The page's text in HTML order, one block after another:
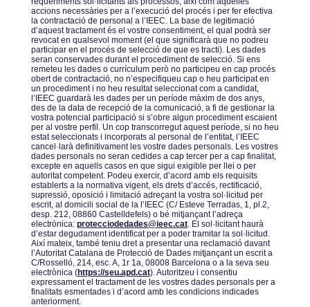
accions necessàries per a lʼexecució del procés i per fer efectiva
la contractació de personal a lʼIEEC. La base de legitimació
dʼaquest tractament és el vostre consentiment, el qual podrà ser
revocat en qualsevol moment (el que significarà que no podreu
participar en el procés de selecció de que es tracti). Les dades
seran conservades durant el procediment de selecció. Si ens
remeteu les dades o currículum però no participeu en cap procés
obert de contractació, no nʼespecifiqueu cap o heu participat en
un procediment i no heu resultat seleccionat com a candidat,
lʼIEEC guardarà les dades per un període màxim de dos anys,
des de la data de recepció de la comunicació, a fi de gestionar la
vostra potencial participació si sʼobre algun procediment escaient
per al vostre perfil. Un cop transcorregut aquest període, si no heu
estat seleccionats i incorporats al personal de lʼentitat, lʼIEEC
cancel·larà definitivament les vostre dades personals. Les vostres
dades personals no seran cedides a cap tercer per a cap finalitat,
excepte en aquells casos en que sigui exigible per llei o per
autoritat competent. Podeu exercir, dʼacord amb els requisits
establerts a la normativa vigent, els drets dʼaccés, rectificació,
supressió, oposició i limitació adreçant la vostra sol·licitud per
escrit, al domicili social de la lʼIEEC (C/ Esteve Terradas, 1, pl.2,
desp. 212, 08860 Castelldefels) o bé mitjançant lʼadreça
electrònica: protecciodedades@ieec.cat. El sol·licitant haurà
dʼestar degudament identificat per a poder tramitar la sol·licitud.
Així mateix, també teniu dret a presentar una reclamació davant
lʼAutoritat Catalana de Protecció de Dades mitjançant un escrit a
C/Rosselló, 214, esc. A, 1r 1a, 08008 Barcelona o a la seva seu
electrònica (https://seu.apd.cat). Autoritzeu i consentiu
expressament el tractament de les vostres dades personals per a
finalitats esmentades i dʼacord amb les condicions indicades
anteriorment.